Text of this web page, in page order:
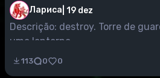
Лариса 19 dez
Descrição: destroy. Torre de
uma lanterna.
113 0 0